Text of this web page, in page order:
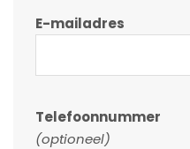
E-mailadres
Telefoonnummer
(optioneel)